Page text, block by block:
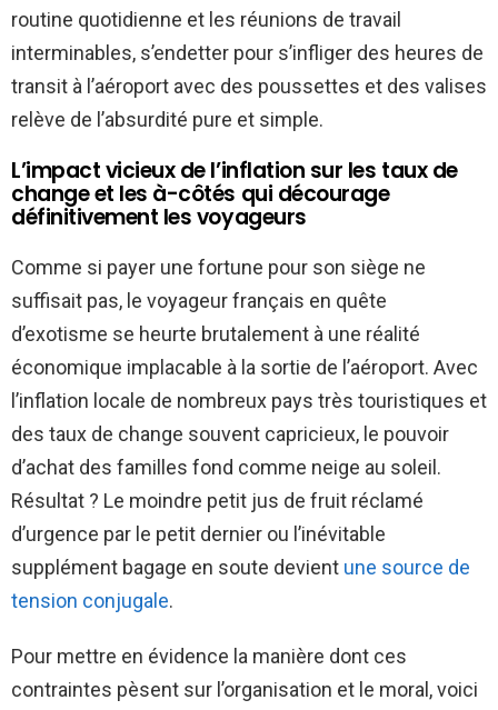
routine quotidienne et les réunions de travail
interminables, s’endetter pour s’infliger des heures de
transit à l’aéroport avec des poussettes et des valises
relève de l’absurdité pure et simple.
L’impact vicieux de l’inflation sur les taux de
change et les à-côtés qui décourage
définitivement les voyageurs
Comme si payer une fortune pour son siège ne
suffisait pas, le voyageur français en quête
d’exotisme se heurte brutalement à une réalité
économique implacable à la sortie de l’aéroport. Avec
l’inflation locale de nombreux pays très touristiques et
des taux de change souvent capricieux, le pouvoir
d’achat des familles fond comme neige au soleil.
Résultat ? Le moindre petit jus de fruit réclamé
d’urgence par le petit dernier ou l’inévitable
supplément bagage en soute devient une source de
tension conjugale.
Pour mettre en évidence la manière dont ces
contraintes pèsent sur l’organisation et le moral, voici